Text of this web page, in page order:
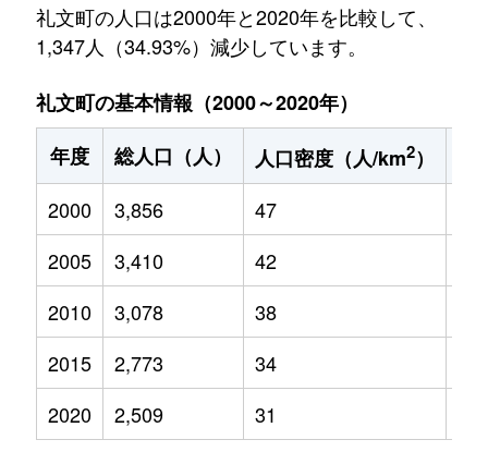
礼文町の人口は2000年と2020年を比較して、
1,347人（34.93%）減少しています。
礼文町の基本情報（2000～2020年）
年度
総人口（人） 人口密度（人/km2）
2000
3,856 47
2005
3,410 42
2010
3,078 38
2015
2,773 34
2020
2,509 31